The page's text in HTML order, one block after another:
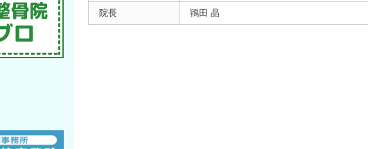
院長 鴇田 晶